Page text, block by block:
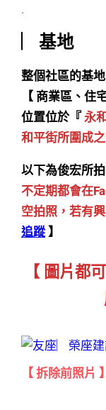
.
︳基地
整個社區的基
【 商業區、住
位置位於『永
和平街所圍成
以下為俊宏所
不定期都會在
空拍照，若有
追蹤】
【 圖片都
【 拆除前照片 】